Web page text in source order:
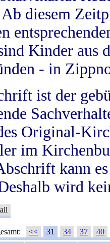
diesem
Kinder aus
- in
ist der
Original-
im
kann
wird
<< 31 34 37
40